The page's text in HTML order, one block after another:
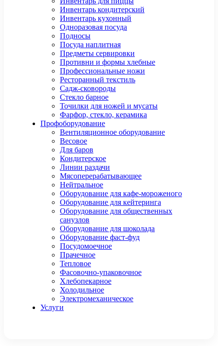
Инвентарь кондитерский
Инвентарь кухонный
Одноразовая посуда
Подносы
Посуда наплитная
Предметы сервировки
Противни и формы хлебные
Профессиональные ножи
Ресторанный текстиль
Садж-сковороды
Стекло барное
Точилки для ножей и мусаты
Фарфор, стекло, керамика
Профоборудование
Вентиляционное оборудование
Весовое
Для баров
Кондитерское
Линии раздачи
Мясоперерабатывающее
Нейтральное
Оборудование для кафе-мороженого
Оборудование для кейтеринга
Оборудование для общественных
санузлов
Оборудование для шоколада
Оборудование фаст-фуд
Посудомоечное
Прачечное
Тепловое
Фасовочно-упаковочное
Хлебопекарное
Холодильное
Электромеханическое
Услуги